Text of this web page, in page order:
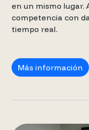
en un mismo lugar.
competencia con
tiempo real.
Más información